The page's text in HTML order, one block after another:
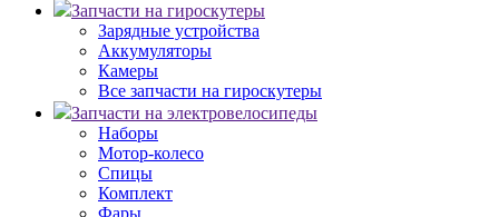
Запчасти на гироскутеры
Зарядные устройства
Аккумуляторы
Камеры
Все запчасти на гироскутеры
Запчасти на электровелосипеды
Наборы
Мотор-колесо
Спицы
Комплект
Фары